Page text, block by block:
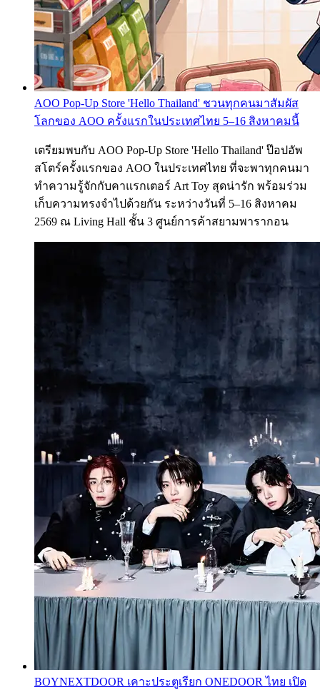
AOO Pop-Up Store 'Hello Thailand' ชวนทุกคนมาสัมผัส
โลกของ AOO ครั้งแรกในประเทศไทย 5–16 สิงหาคมนี้
เตรียมพบกับ AOO Pop-Up Store 'Hello Thailand' ป๊อปอัพ
สโตร์ครั้งแรกของ AOO ในประเทศไทย ที่จะพาทุกคนมา
ทำความรู้จักกับคาแรกเตอร์ Art Toy สุดน่ารัก พร้อมร่วม
เก็บความทรงจำไปด้วยกัน ระหว่างวันที่ 5–16 สิงหาคม
2569 ณ Living Hall ชั้น 3 ศูนย์การค้าสยามพารากอน
BOYNEXTDOOR เคาะประตูเรียก ONEDOOR ไทย เปิด